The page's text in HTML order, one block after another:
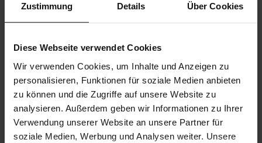
Zustimmung Details Über Cookies
Diese Webseite verwendet Cookies
Wir verwenden Cookies, um Inhalte und Anzeigen zu
personalisieren, Funktionen für soziale Medien anbieten
zu können und die Zugriffe auf unsere Website zu
analysieren. Außerdem geben wir Informationen zu Ihrer
Verwendung unserer Website an unsere Partner für
soziale Medien, Werbung und Analysen weiter. Unsere
CUSTOMER SERVICE